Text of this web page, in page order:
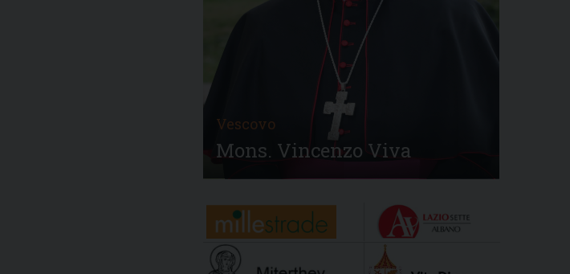
Vescovo
Mons. Vincenzo Viva